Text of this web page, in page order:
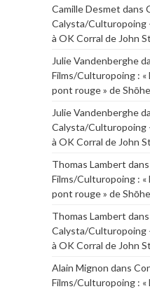
Camille Desmet dans
Calysta/Culturopoing
à OK Corral de John
Julie Vandenberghe
Films/Culturopoing : «
pont rouge » de
Julie Vandenberghe
Calysta/Culturopoing
à OK Corral de John
Thomas Lambert dans
Films/Culturopoing : «
pont rouge » de
Thomas Lambert dans
Calysta/Culturopoing
à OK Corral de John
Alain Mignon dans
Films/Culturopoing : «